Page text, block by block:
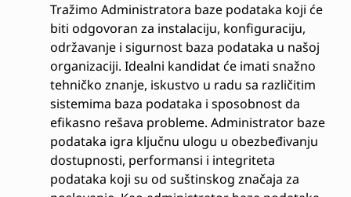
Tražimo Administratora baze podataka koji će
biti odgovoran za instalaciju, konfiguraciju,
održavanje i sigurnost baza podataka u našoj
organizaciji. Idealni kandidat će imati snažno
tehničko znanje, iskustvo u radu sa različitim
sistemima baza podataka i sposobnost da
efikasno rešava probleme. Administrator baze
podataka igra ključnu ulogu u obezbeđivanju
dostupnosti, performansi i integriteta
podataka koji su od suštinskog značaja za